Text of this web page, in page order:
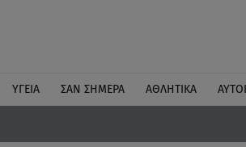
ΥΓΕΙΑ ΣΑΝ ΣΗΜΕΡΑ ΑΘΛΗΤΙΚΑ